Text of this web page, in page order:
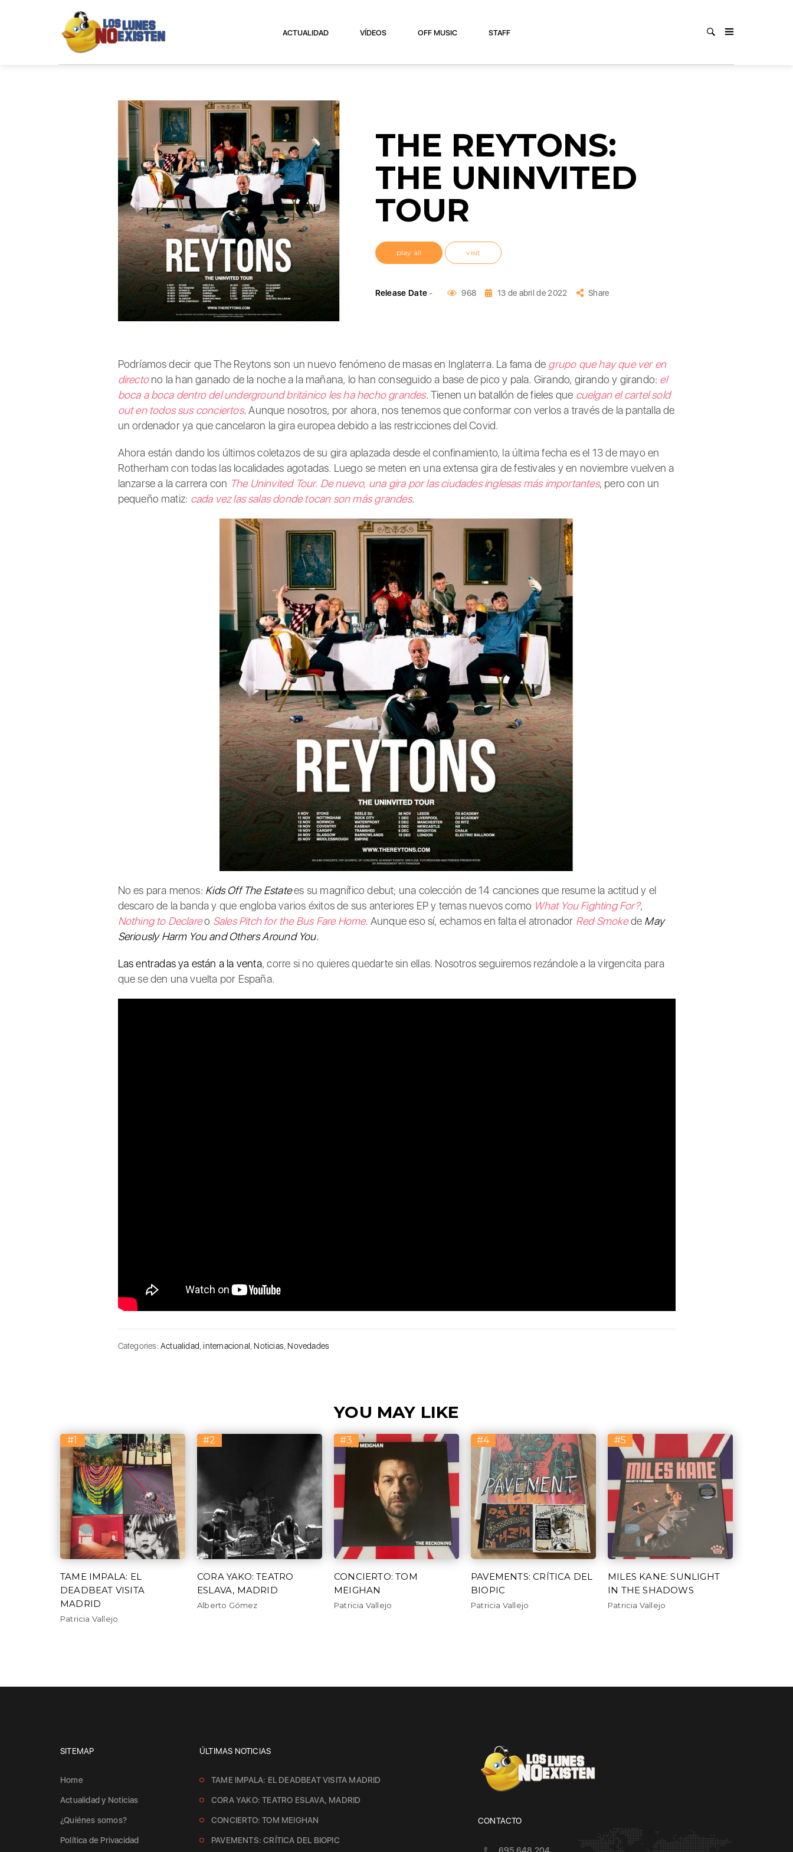
ACTUALIDAD VÍDEOS OFF MUSIC STAFF
THE REYTONS:
THE UNINVITED
TOUR
play all visit
Release Date- 968 13 de abril de 2022 Share
Podríamos decir que The Reytons son un nuevo fenómeno de masas en Inglaterra. La fama de grupo que hay que ver en
directono la han ganado de la noche a la mañana, lo han conseguido a base de pico y pala. Girando, girando y girando: el
boca a boca dentro del underground británico les ha hecho grandes. Tienen un batallón de fieles que cuelgan el cartel sold
out en todos sus conciertos. Aunque nosotros, por ahora, nos tenemos que conformar con verlos a través de la pantalla de
un ordenador ya que cancelaron la gira europea debido a las restricciones del Covid.
Ahora están dando los últimos coletazos de su gira aplazada desde el confinamiento, la última fecha es el 13 de mayo en
Rotherham con todas las localidades agotadas. Luego se meten en una extensa gira de festivales y en noviembre vuelven a
lanzarse a la carrera con The Uninvited Tour. De nuevo, una gira por las ciudades inglesas más importantes, pero con un
pequeño matiz: cada vez las salas donde tocan son más grandes.
No es para menos: Kids Off The Estatees su magnífico debut; una colección de 14 canciones que resume la actitud y el
descaro de la banda y que engloba varios éxitos de sus anteriores EP y temas nuevos como What You Fighting For?,
Nothing to Declareo Sales Pitch for the Bus Fare Home. Aunque eso sí, echamos en falta el atronador Red Smokede May
Seriously Harm You and Others Around You.
Las entradas ya están a la venta, corre si no quieres quedarte sin ellas. Nosotros seguiremos rezándole a la virgencita para
que se den una vuelta por España.
Categories:Actualidad ,internacional Noticias Novedades
YOU MAY LIKE
#1
TAME IMPALA: EL
DEADBEAT VISITA
MADRID
Patricia Vallejo
#2
CORA YAKO: TEATRO
ESLAVA, MADRID
Alberto Gómez
#3
CONCIERTO: TOM
MEIGHAN
Patricia Vallejo
#4
PAVEMENTS: CRÍTICA DEL
BIOPIC
Patricia Vallejo
#5
MILES KANE: SUNLIGHT
IN THE SHADOWS
Patricia Vallejo
SITEMAP
Home
Actualidad y Noticias
¿Quiénes somos?
Política de Privacidad
ÚLTIMAS NOTICIAS
TAME IMPALA: EL DEADBEAT VISITA MADRID
CORA YAKO: TEATRO ESLAVA, MADRID
CONCIERTO: TOM MEIGHAN
PAVEMENTS: CRÍTICA DEL BIOPIC
CONTACTO